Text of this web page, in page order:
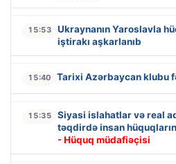
15:53
Ukraynanın Yaroslavla
iştirakı aşkarlanıb
15:40 Tarixi Azərbaycan klubu
15:35
Siyasi islahatlar və real
təqdirdə insan
- Hüquq müdafiəçisi